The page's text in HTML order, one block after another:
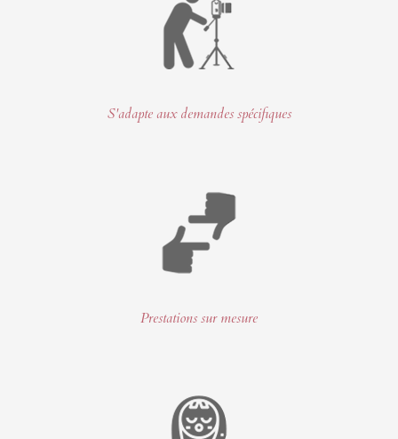
S'adapte aux demandes spécifiques
Prestations sur mesure